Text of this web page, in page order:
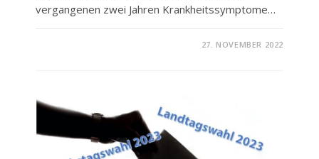
vergangenen zwei Jahren Krankheitssymptome…
27. NOVEMBER 2022